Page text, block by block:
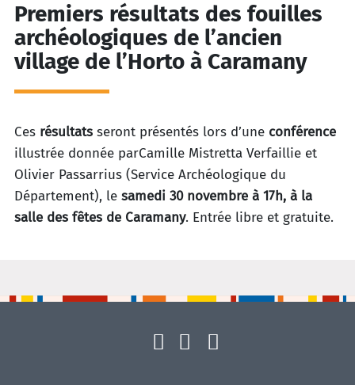
Premiers résultats des fouilles
archéologiques de l’ancien
village de l’Horto à Caramany
Ces résultats seront présentés lors d’une conférence
illustrée donnée parCamille Mistretta Verfaillie et
Olivier Passarrius (Service Archéologique du
Département), le samedi 30 novembre à 17h, à la
salle des fêtes de Caramany. Entrée libre et gratuite.